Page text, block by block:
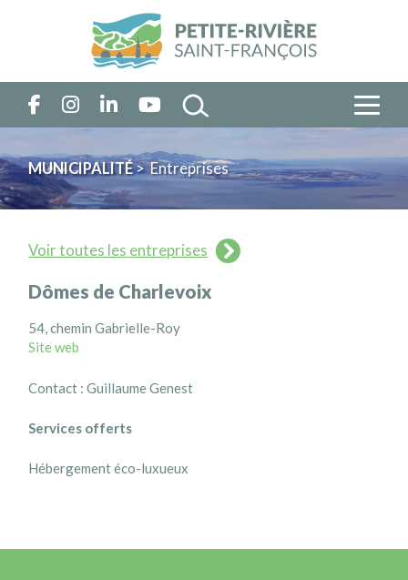
MUNICIPALITÉ> Entreprises
Voir toutes les entreprises
Dômes de Charlevoix
54, chemin Gabrielle-Roy
Site web
Contact : Guillaume Genest
Services offerts
Hébergement éco-luxueux